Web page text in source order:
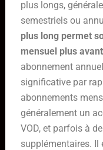
plus longs,
semestriels ou
plus long permet
mensuel plus
abonnement
significative par
abonnements
généralement un
VOD, et parfois à
supplémentaires. Il